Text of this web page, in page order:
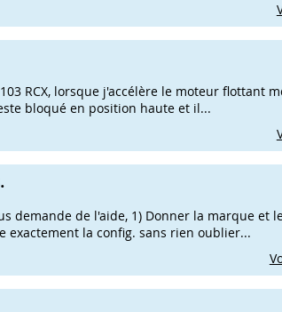
RCX, lorsque j'accélère le moteur flottant
bloqué en position haute et il...
demande de l'aide, 1) Donner la marque et
exactement la config. sans rien oublier...